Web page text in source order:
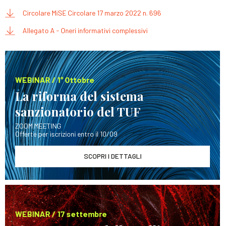
Circolare MiSE Circolare 17 marzo 2022 n. 696
Allegato A - Oneri informativi complessivi
WEBINAR / 1° Ottobre
La riforma del sistema
sanzionatorio del TUF
ZOOM MEETING
Offerte per iscrizioni entro il 10/09
SCOPRI I DETTAGLI
WEBINAR / 17 settembre